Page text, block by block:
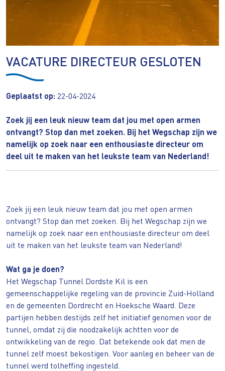
VACATURE DIRECTEUR GESLOTEN
Geplaatst op: 22-04-2024
Zoek jij een leuk nieuw team dat jou met open armen
ontvangt? Stop dan met zoeken. Bij het Wegschap zijn we
namelijk op zoek naar een enthousiaste directeur om
deel uit te maken van het leukste team van Nederland!
Zoek jij een leuk nieuw team dat jou met open armen
ontvangt? Stop dan met zoeken. Bij het Wegschap zijn we
namelijk op zoek naar een enthousiaste directeur om deel
uit te maken van het leukste team van Nederland!
Wat ga je doen?
Het Wegschap Tunnel Dordste Kil is een
gemeenschappelijke regeling van de provincie Zuid-Holland
en de gemeenten Dordrecht en Hoeksche Waard. Deze
partijen hebben destijds zelf het initiatief genomen voor de
tunnel, omdat zij die noodzakelijk achtten voor de
ontwikkeling van de regio. Dat betekende ook dat men de
tunnel zelf moest bekostigen. Voor aanleg en beheer van de
tunnel werd tolheffing ingesteld.